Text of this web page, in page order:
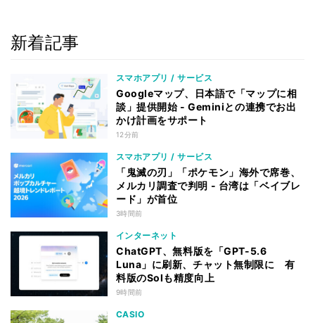
新着記事
スマホアプリ / サービス
Googleマップ、日本語で「マップに相
談」提供開始 - Geminiとの連携でお出
かけ計画をサポート
12分前
スマホアプリ / サービス
「鬼滅の刃」「ポケモン」海外で席巻、
メルカリ調査で判明 - 台湾は「ベイブレ
ード」が首位
3時間前
インターネット
ChatGPT、無料版を「GPT-5.6
Luna」に刷新、チャット無制限に 有
料版のSolも精度向上
9時間前
CASIO